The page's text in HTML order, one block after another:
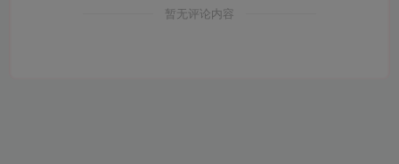
暂无评论内容